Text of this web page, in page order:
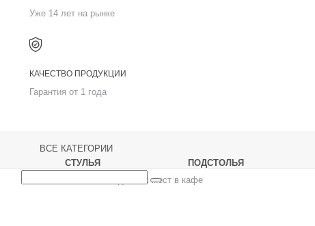
Уже 14 лет на рынке
КАЧЕСТВО ПРОДУКЦИИ
Гарантия от 1 года
ВСЕ КАТЕГОРИИ
СТУЛЬЯ
ПОДСТОЛЬЯ
Расчет посадочных мест в кафе